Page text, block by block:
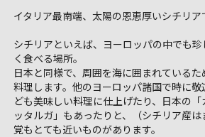
イタリア最南端、太陽の恩恵厚いシチリア
シチリアといえば、ヨーロッパの中でも
く食べる場所。
日本と同様で、周囲を海に囲まれている
料理します。他のヨーロッパ諸国で時に
ども美味しい料理に仕上げたり、日本の
ッタルガ」もあったりと、（シチリア産
覚もとても近いものがあります。